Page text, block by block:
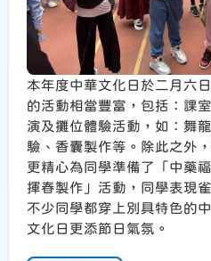
本年度中華文化日於二月六
的活動相當豐富，包括：課
演及攤位體驗活動，如：舞
驗、香囊製作等。除此之外
更精心為同學準備了「中藥
揮春製作」活動，同學表現
不少同學都穿上別具特色的
文化日更添節日氣氛。